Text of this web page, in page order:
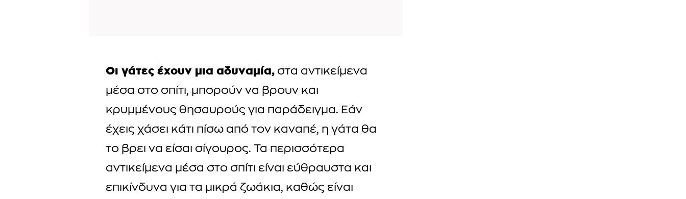
Οι γάτες έχουν μια αδυναμία, στα αντικείμενα
μέσα στο σπίτι, μπορούν να βρουν και
κρυμμένους θησαυρούς για παράδειγμα. Εάν
έχεις χάσει κάτι πίσω από τον καναπέ, η γάτα θα
το βρει να είσαι σίγουρος. Τα περισσότερα
αντικείμενα μέσα στο σπίτι είναι εύθραυστα και
επικίνδυνα για τα μικρά ζωάκια, καθώς είναι